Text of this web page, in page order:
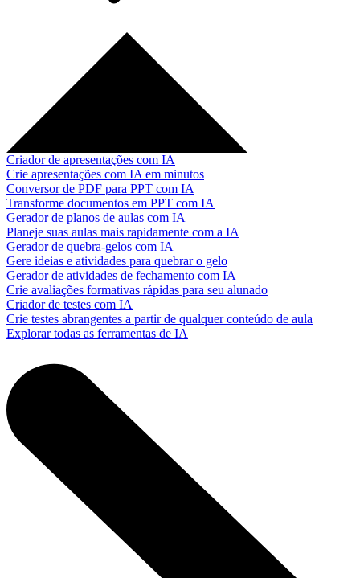
Criador de apresentações com IA
Crie apresentações com IA em minutos
Conversor de PDF para PPT com IA
Transforme documentos em PPT com IA
Gerador de planos de aulas com IA
Planeje suas aulas mais rapidamente com a IA
Gerador de quebra-gelos com IA
Gere ideias e atividades para quebrar o gelo
Gerador de atividades de fechamento com IA
Crie avaliações formativas rápidas para seu alunado
Criador de testes com IA
Crie testes abrangentes a partir de qualquer conteúdo de aula
Explorar todas as ferramentas de IA